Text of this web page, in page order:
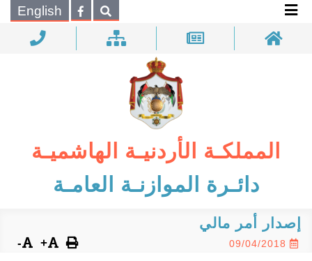
بحـث English
المملكـة الأردنيـة الهاشميـة
دائـرة الموازنـة العامـة
إصدار أمر مالي
09/04/2018
+
-